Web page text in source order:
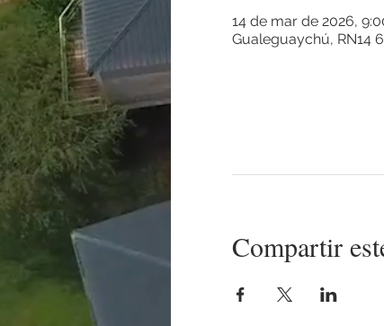
14 de mar de 2026,
Gualeguaychú, RN14
Compartir